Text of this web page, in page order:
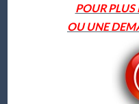
POUR
OU UNE